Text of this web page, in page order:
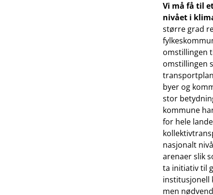
Vi må få til
nivået i
større grad
omstillingen
omstillingen
byer og
stor
kommune
for hele
nasjonalt
arenaer slik
ta initiativ til
institusjonell
men